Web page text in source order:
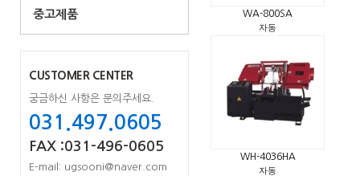
중고제품
CUSTOMER CENTER
궁금하신 사항은 문의주세요.
031.497.0605
FAX :031-496-0605
E-mail: ugsooni@naver.com
WA-800SA
자동
WH-4036HA
자동